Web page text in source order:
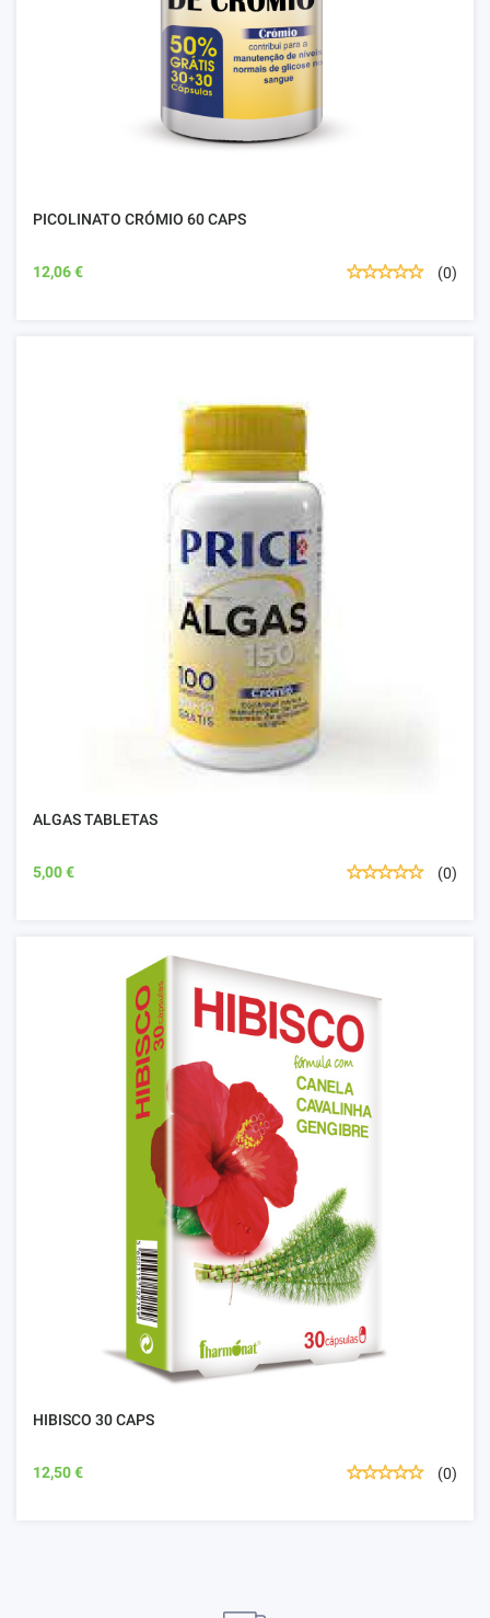
PICOLINATO CRÓMIO 60 CAPS
12,06 € (0)
ALGAS TABLETAS
5,00 € (0)
HIBISCO 30 CAPS
12,50 € (0)